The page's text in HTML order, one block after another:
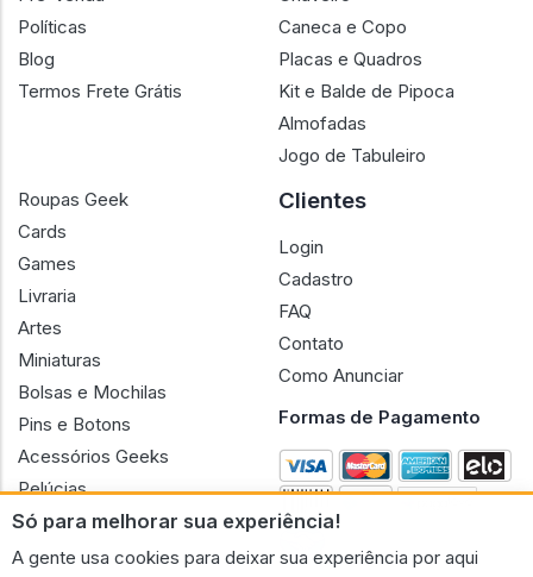
Só para melhorar sua experiência!
A gente usa cookies para deixar sua experiência por aqui
Políticas
Blog
Termos Frete Grátis
Caneca e Copo
Placas e Quadros
Kit e Balde de Pipoca
Almofadas
Jogo de Tabuleiro
Roupas Geek
Cards
Games
Livraria
Artes
Miniaturas
Bolsas e Mochilas
Pins e Botons
Acessórios Geeks
Pelúcias
Bonecas
Clientes
Login
Cadastro
FAQ
Contato
Como Anunciar
Formas de Pagamento